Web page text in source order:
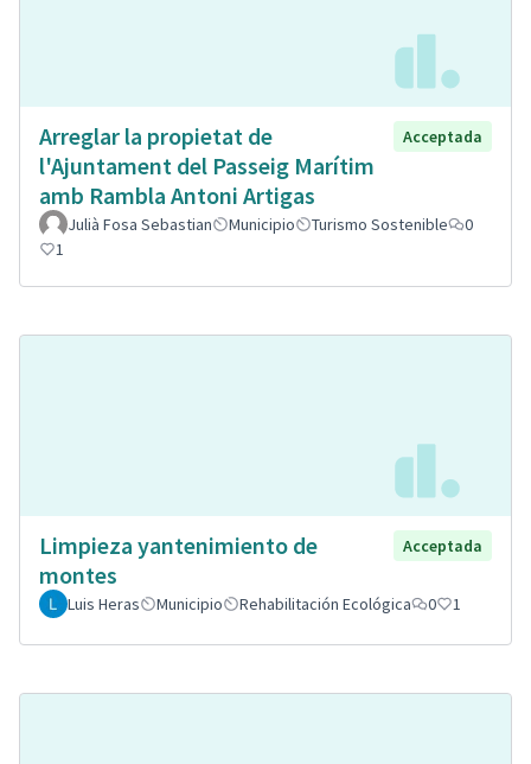
Arreglar la propietat de
l'Ajuntament del Passeig Marítim
amb Rambla Antoni Artigas
Acceptada
Julià Fosa Sebastian Municipio Turismo Sostenible
0
1
Limpieza yantenimiento de
montes
Acceptada
Luis Heras Municipio Rehabilitación Ecológica 0 1